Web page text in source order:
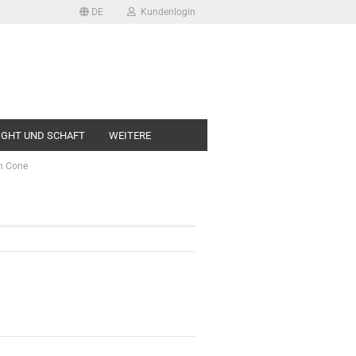
DE Kundenlogin
UND SCHAFT WEITERE
Cone